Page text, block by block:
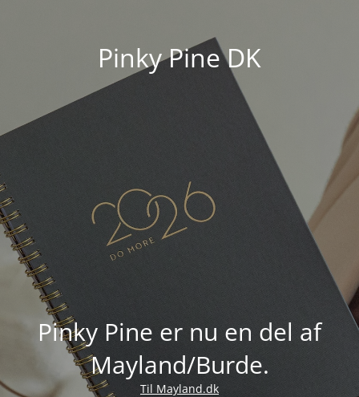
Pinky Pine DK
Pinky Pine er nu en del af
Mayland/Burde.
Til Mayland.dk